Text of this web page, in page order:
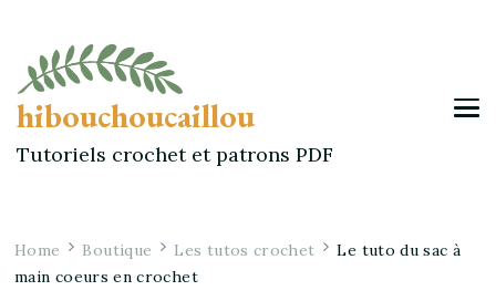
hibouchoucaillou
Tutoriels crochet et patrons PDF
Home Boutique Les tutos crochet
Le tuto du sac à
main coeurs en crochet